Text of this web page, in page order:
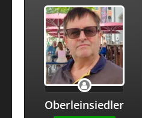
Oberleinsiedler